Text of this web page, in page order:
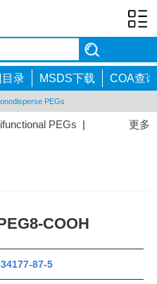
录 MSDS下载 COA查询
PEGs
更多
PEGs |
COOH
87-5